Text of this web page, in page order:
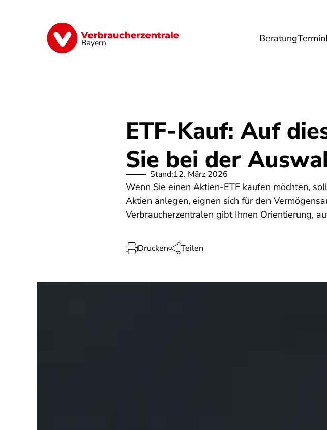
Bayern BeratungTermin
Finanzen Digitales Lebensmittel Umwelt
ETF-Kauf: Auf
Sie bei der
Stand:12. März 2026
Wenn Sie einen Aktien-ETF kaufen möchten,
Aktien anlegen, eignen sich für den
Verbraucherzentralen gibt Ihnen Orientierung,
Drucken Teilen